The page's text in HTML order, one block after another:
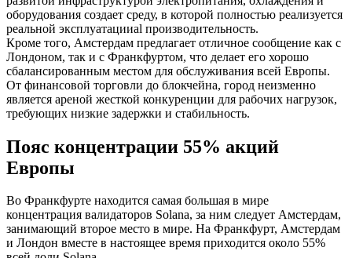
оборудования создает среду, в которой полностью реализуется
реальной эксплуатацииal производительность.
Кроме того, Амстердам предлагает отличное сообщение как с
Лондоном, так и с Франкфуртом, что делает его хорошо
сбалансированным местом для обслуживания всей Европы.
От финансовой торговли до блокчейна, город неизменно
является ареной жесткой конкуренции для рабочих нагрузок,
требующих низкие задержки и стабильность.
Пояс концентрации 55% акций
Европы
Во Франкфурте находится самая большая в мире
концентрация валидаторов Solana, за ним следует Амстердам,
занимающий второе место в мире. На Франкфурт, Амстердам
и Лондон вместе в настоящее время приходится около 55%